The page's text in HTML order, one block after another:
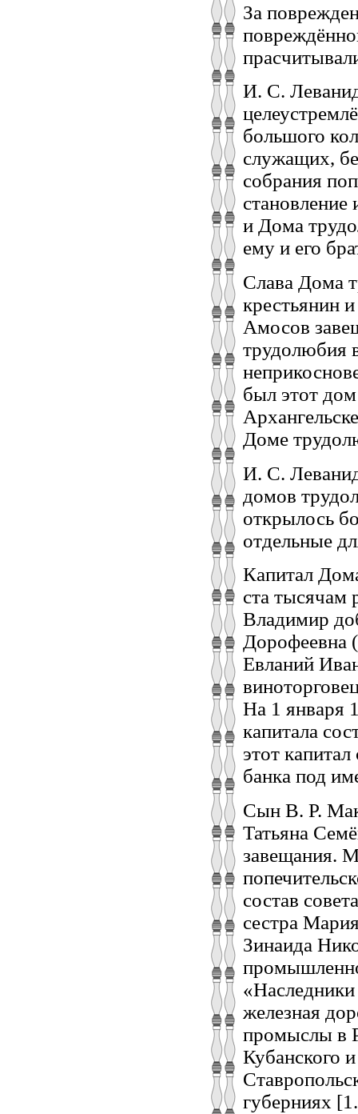
За
И. С.
большого
служащих,
собрания
становление
и Дома
ему и его
Слава Дома
крестьянин
Амосов
трудолюбия
был этот
Доме
И. С.
домов
открылось
отдельные
Капитал
ста тысячам
Владимир
Дорофеевна
Евланий
На 1 января
капитала
этот
банка под
Сын В. Р.
Татьяна
завещания.
состав
сестра
Зинаида
железная
промыслы в
Кубанского
губерниях